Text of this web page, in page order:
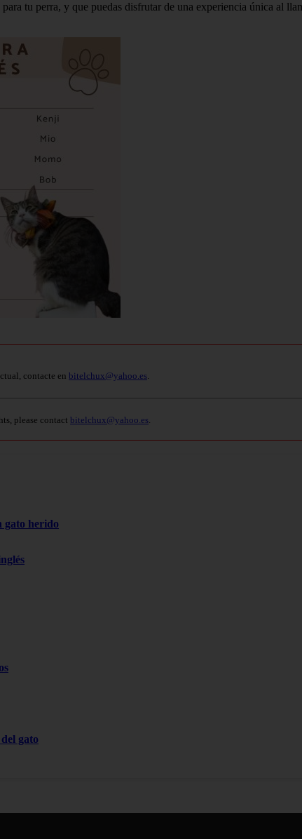
tu perra, y que puedas disfrutar de una experiencia única al
contacte en bitelchux@yahoo.es.
please contact bitelchux@yahoo.es.
gato herido
gato